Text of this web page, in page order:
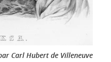
Carl Hubert de Villeneuve